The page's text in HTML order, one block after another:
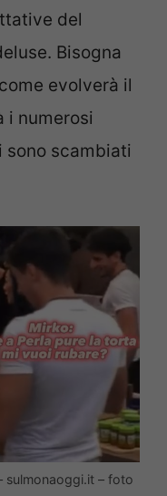
del
Bisogna
evolverà il
i numerosi
sono scambiati
sulmonaoggi.it – foto